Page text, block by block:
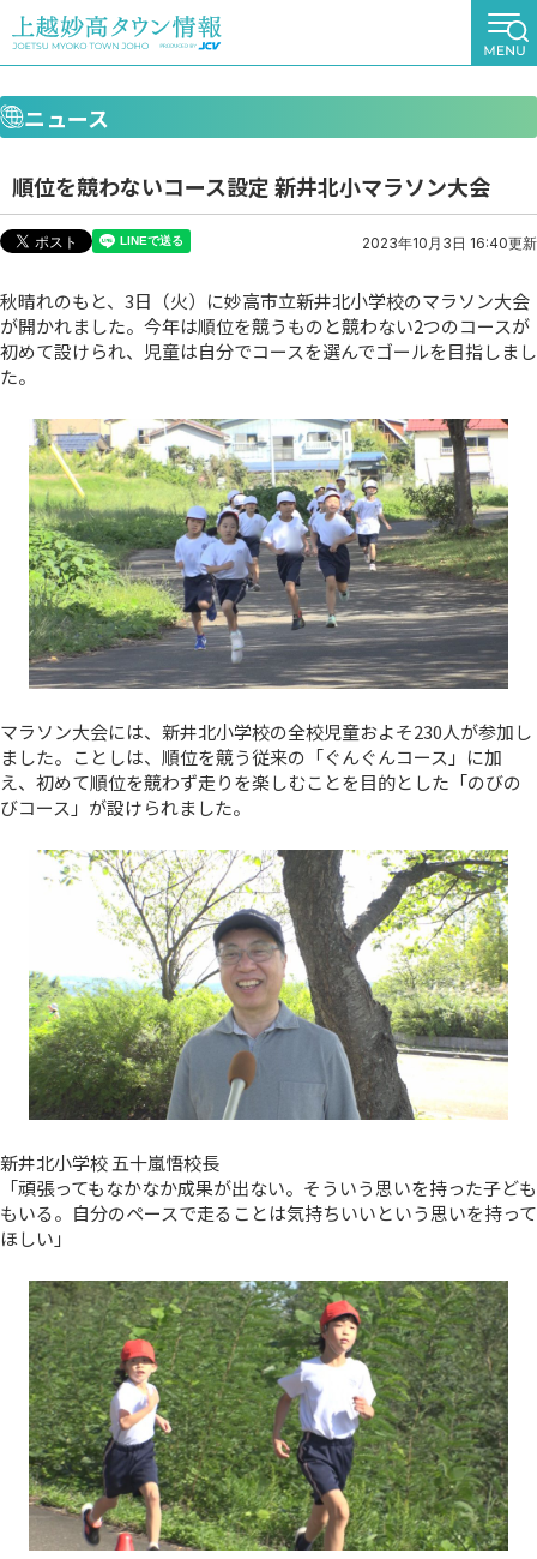
ニュース
順位を競わないコース設定 新井北小マラソン大会
2023年10月3日 16:40更新
秋晴れのもと、3日（火）に妙高市立新井北小学校のマラソン大会
が開かれました。今年は順位を競うものと競わない2つのコースが
初めて設けられ、児童は自分でコースを選んでゴールを目指しまし
た。
マラソン大会には、新井北小学校の全校児童およそ230人が参加し
ました。ことしは、順位を競う従来の「ぐんぐんコース」に加
え、初めて順位を競わず走りを楽しむことを目的とした「のびの
びコース」が設けられました。
新井北小学校 五十嵐悟校長
「頑張ってもなかなか成果が出ない。そういう思いを持った子ども
もいる。自分のペースで走ることは気持ちいいという思いを持って
ほしい」